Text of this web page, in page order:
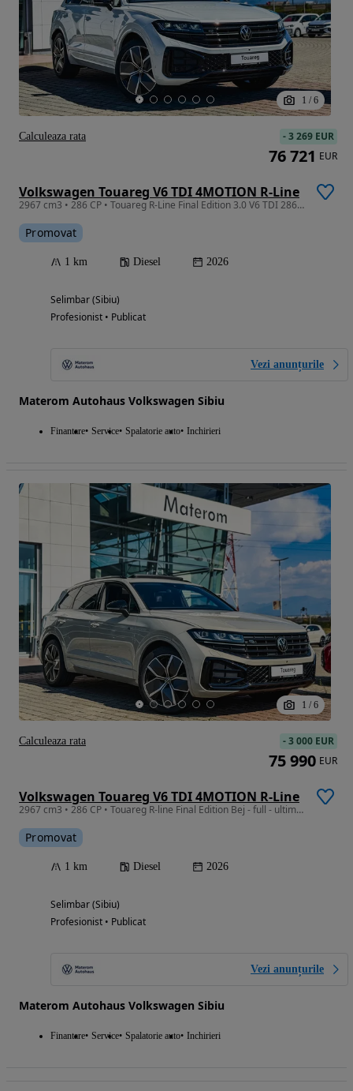
1 / 6
Volkswagen Touareg V6 TDI 4MOTION R-Line
2967 cm3 • 286 CP • Touareg R-Line Final Edition 3.0 V6 TDI 286 CP 4Motion - pe stoc!!
Promovat
1 km Diesel 2026
Selimbar (Sibiu)
Profesionist • Publicat
Vezi anunțurile
Materom Autohaus Volkswagen Sibiu
Finantare Service Spalatorie auto Inchirieri
-3 269 EUR
76 721 EUR
Calculeaza rata
1 / 6
Volkswagen Touareg V6 TDI 4MOTION R-Line
2967 cm3 • 286 CP • Touareg R-line Final Edition Bej - full - ultima unitate
Promovat
1 km Diesel 2026
Selimbar (Sibiu)
Profesionist • Publicat
Vezi anunțurile
Materom Autohaus Volkswagen Sibiu
Finantare Service Spalatorie auto Inchirieri
-3 000 EUR
75 990 EUR
Calculeaza rata